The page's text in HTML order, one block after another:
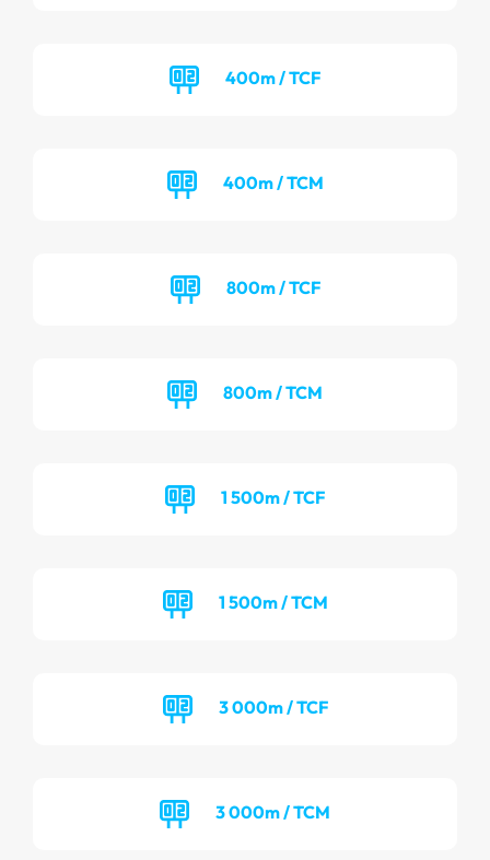
400m / TCF
400m / TCM
800m / TCF
800m / TCM
1 500m / TCF
1 500m / TCM
3 000m / TCF
3 000m / TCM